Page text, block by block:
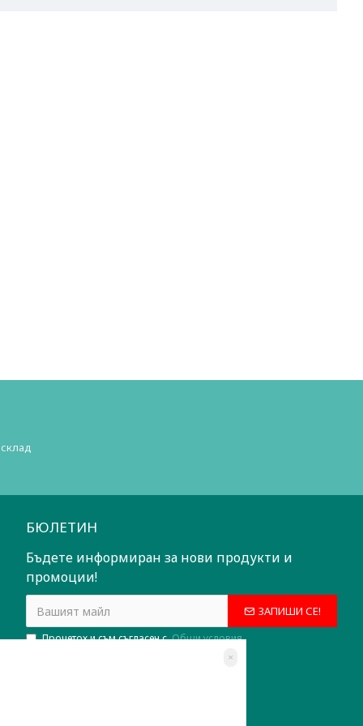
БЮЛЕТИН
Бъдете информиран за нови продукти и
промоции!
ЗАПИШИ СЕ!
Прочетох и съм съгласен сОбщи условия
×